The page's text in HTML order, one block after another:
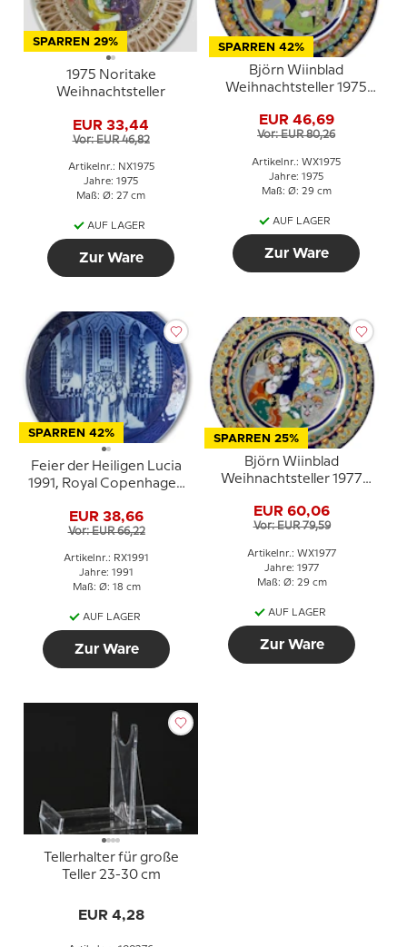
SPARREN 29%
1975 Noritake
Weihnachtsteller
EUR 33,44
Vor: EUR 46,82
Artikelnr.: NX1975
Jahre: 1975
Maß: Ø: 27 cm
AUF LAGER
Zur Ware
SPARREN 42%
Björn Wiinblad
Weihnachtsteller 1975
EUR 46,69
Vor: EUR 80,26
Artikelnr.: WX1975
Jahre: 1975
Maß: Ø: 29 cm
AUF LAGER
Zur Ware
SPARREN 42%
Feier der Heiligen Lucia
1991, Royal Copenhagen
EUR 38,66
Vor: EUR 66,22
Artikelnr.: RX1991
Jahre: 1991
Maß: Ø: 18 cm
AUF LAGER
Zur Ware
SPARREN 25%
Björn Wiinblad
Weihnachtsteller 1977
neugeborenen König
EUR 60,06
Vor: EUR 79,59
Artikelnr.: WX1977
Jahre: 1977
Maß: Ø: 29 cm
AUF LAGER
Zur Ware
Tellerhalter für große
Teller 23-30 cm
EUR 4,28